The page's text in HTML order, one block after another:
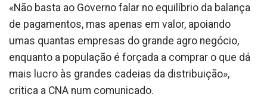
«Não basta ao Governo falar no equilíbrio da balança
de pagamentos, mas apenas em valor, apoiando
umas quantas empresas do grande agro negócio,
enquanto a população é forçada a comprar o que dá
mais lucro às grandes cadeias da distribuição»,
critica a CNA num comunicado.